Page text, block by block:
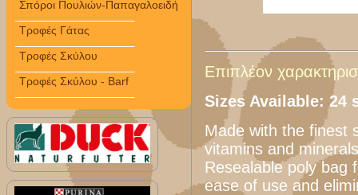
Σπόροι Πουλιών-Παπαγαλοειδή
Τροφές Γάτας
Τροφές Σκύλου
Τροφές Σκύλου - Barf
Επιπλέον
Sizes Available: 24
Made with the finest
vitamins and
Resealable poly bag
ease of use and